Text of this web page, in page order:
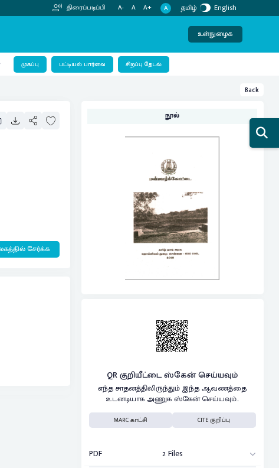
திரைப்படிப்பி A- A A+ A தமிழ் English
உள்நுழைக
முகப்பு பட்டியல் பார்வை சிறப்பு தேடல்
Back
சேர்க்க
நூல்
QR குறியீட்டை ஸ்கேன் செய்யவும்
எந்த சாதனத்திலிருந்தும் இந்த ஆவணத்தை
உடனடியாக அணுக ஸ்கேன் செய்யவும்..
MARC காட்சி CITE குறிப்பு
PDF 2 Files